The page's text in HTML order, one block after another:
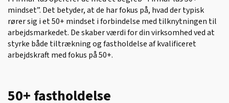
mindset”. Det betyder, at de har fokus på, hvad der typisk
rører sig i et 50+ mindset i forbindelse med tilknytningen til
arbejdsmarkedet. De skaber værdi for din virksomhed ved at
styrke både tiltrækning og fastholdelse af kvalificeret
arbejdskraft med fokus på 50+.
50+ fastholdelse